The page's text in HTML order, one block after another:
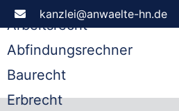
kanzlei@anwaelte-hn.de
Arbeitsrecht
Abfindungsrechner
Baurecht
Erbrecht